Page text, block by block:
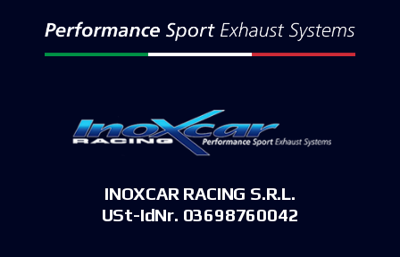
INOXCAR RACING S.R.L.
USt-IdNr. 03698760042